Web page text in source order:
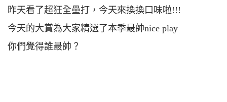
昨天看了超狂全壘打，今天來換換口味啦!!!
今天的大賞為大家精選了本季最帥nice play
你們覺得誰最帥？